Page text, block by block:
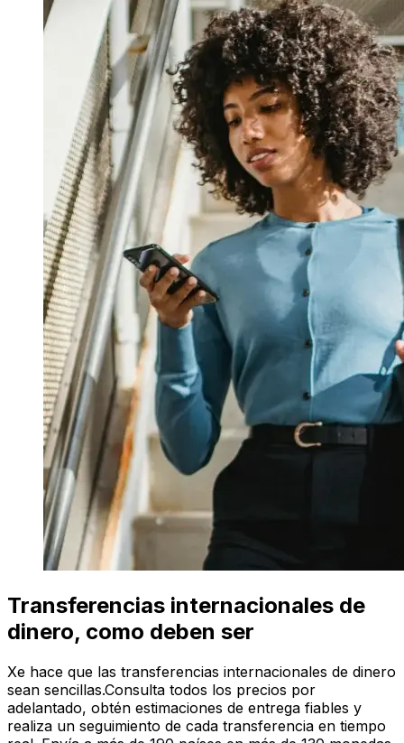
Transferencias internacionales de
dinero, como deben ser
Xe hace que las transferencias internacionales de dinero
sean sencillas.Consulta todos los precios por
adelantado, obtén estimaciones de entrega fiables y
realiza un seguimiento de cada transferencia en tiempo